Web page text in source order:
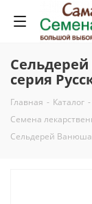
серия
Главная - Каталог -
Семена
Сельдерей Ванюша